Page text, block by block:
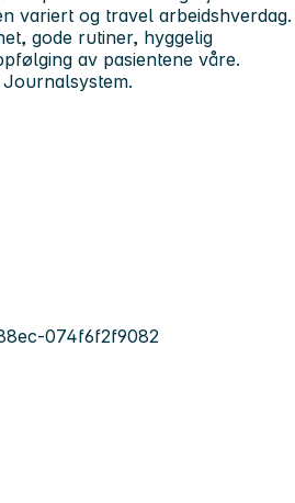
variert og travel arbeidshverdag.
gode rutiner, hyggelig
av pasientene våre.
074f6f2f9082